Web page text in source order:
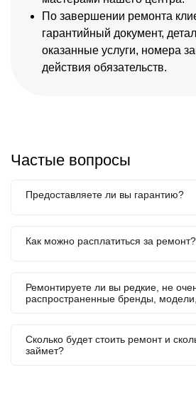
По завершении ремонта
гарантийный документ,
оказанные услуги, номера
действия обязательств.
Частые вопросы
Предоставляете ли вы гарантию?
Как можно расплатиться за ремонт?
Ремонтируете ли вы редкие, не
распространенные бренды,
Сколько будет стоить ремонт и
займет?